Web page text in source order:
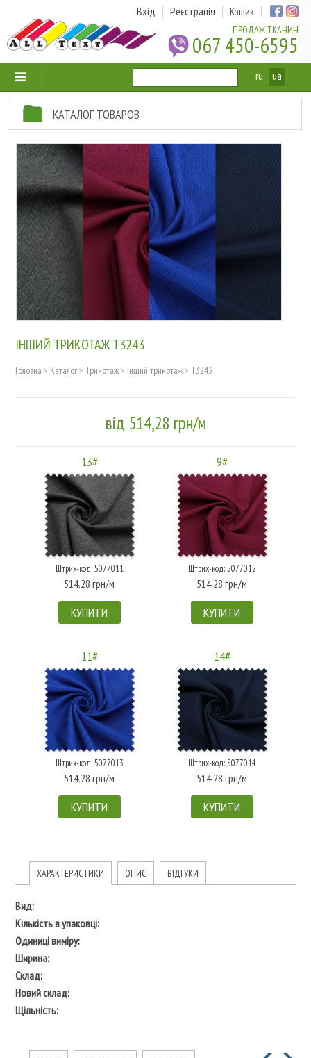
ПРОДАЖ ТКАНИН
067 450-6595
Вхід Реєстрація Кошик
ru ua
КАТАЛОГ ТОВАРОВ
ІНШИЙ ТРИКОТАЖ T3243
Головна > Каталог> Трикотаж> Інший трикотаж> T3243
від 514,28 грн/м
13#
Штрих-код: 5077011
514.28 грн/м
КУПИТИ
9#
Штрих-код: 5077012
514.28 грн/м
КУПИТИ
11#
Штрих-код: 5077013
514.28 грн/м
КУПИТИ
14#
Штрих-код: 5077014
514.28 грн/м
КУПИТИ
ХАРАКТЕРИСТИКИ ОПИС ВІДГУКИ
Вид:
Кількість в упаковці:
Одиниці виміру:
Ширина:
Склад:
Новий склад:
Щільність: